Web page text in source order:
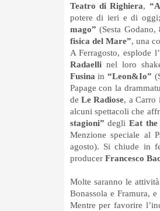
Teatro di Righiera,
potere di ieri e di
mago” (Sesta
fisica del Mare”, una
A Ferragosto, esplode
Radaelli nel loro
Fusina in“Leon&Io”
Papage con la
de Le Radiose, a Carro
alcuni spettacoli che
stagioni”degliEat the
Menzione speciale al
agosto). Si chiude in
producer Francesco
Molte saranno le
Bonassola e Framura,
Mentre per favorire